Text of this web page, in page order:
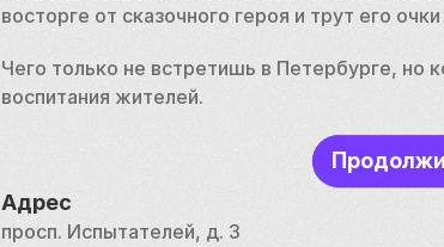
восторге от сказочного героя и трут его
Чего только не встретишь в Петербурге, но
воспитания жителей.
Адрес
просп. Испытателей, д. 3